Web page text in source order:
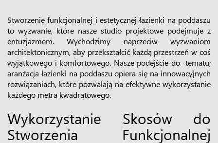
Stworzenie funkcjonalnej i estetycznej łazienki na poddaszu
to wyzwanie, które nasze studio projektowe podejmuje z
entuzjazmem. Wychodzimy naprzeciw wyzwaniom
architektonicznym, aby przekształcić każdą przestrzeń w coś
wyjątkowego i komfortowego. Nasze podejście do tematu;
aranżacja łazienki na poddaszu opiera się na innowacyjnych
rozwiązaniach, które pozwalają na efektywne wykorzystanie
każdego metra kwadratowego.
Wykorzystanie Skosów do
Stworzenia Funkcjonalnej